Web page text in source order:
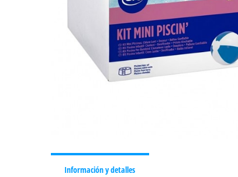
Información y detalles